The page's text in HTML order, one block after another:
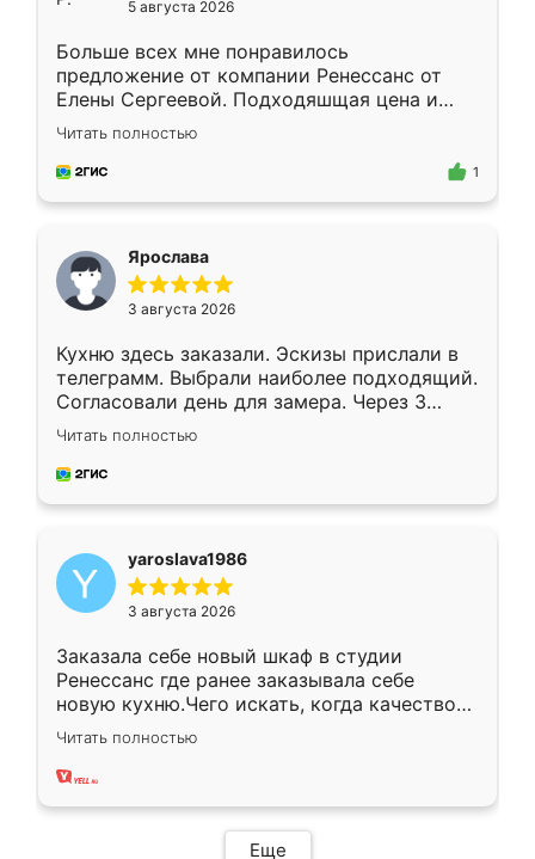
5 августа 2026
Больше всех мне понравилось
предложение от компании Ренессанс от
Елены Сергеевой. Подходяшщая цена и
короткие сроки изготовления. Приехавший
для замера сотрудник Владислав
предложил по моему эскизу самый
Читать полностью
1
Ярослава
3 августа 2026
Кухню здесь заказали. Эскизы прислали в
телеграмм. Выбрали наиболее подходящий.
Согласовали день для замера. Через 3
недели кухня была уже готова. Остались
довольны работой. Спасибо Ренессанс
мебель за качественную работу!
Читать полностью
yaroslava1986
3 августа 2026
Заказала себе новый шкаф в студии
Ренессанс где ранее заказывала себе
новую кухню.Чего искать, когда качеством
вполне довольна. Служит кухня уже почти
два года, нареканий нет.
Читать полностью
Еще